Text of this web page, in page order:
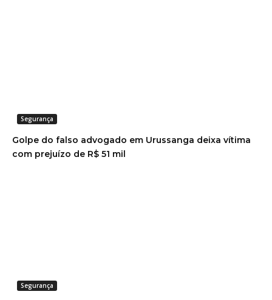
Segurança
Golpe do falso advogado em Urussanga deixa vítima
com prejuízo de R$ 51 mil
Segurança